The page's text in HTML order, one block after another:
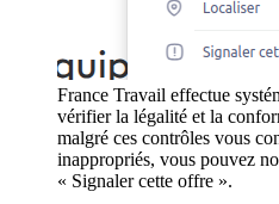
France Travail effectue
vérifier la légalité et la
malgré ces contrôles vous
inappropriés, vous pouvez
« Signaler cette offre ».